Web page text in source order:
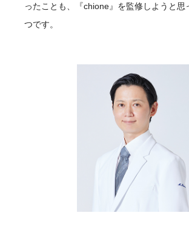
ったことも、『chione』を監修しようと思
つです。